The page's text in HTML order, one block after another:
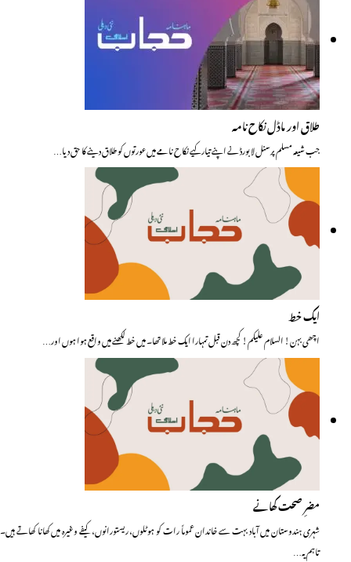
طلاق اور ماڈل نکاح نامہ
جب شیعہ مسلم پرسنل لا بورڈ نے اپنے تیار کیے نکاح نامے میں عورتوں کو طلاق دینے کا حق دیا…
ایک خط
اچھی بہن! السلام علیکم! کچھ دن قبل تمہارا ایک خط ملا تھا۔ میں خط لکھنے میں واقع ہوا ہوں اور…
مضرِ صحت کھانے
شہری ہندوستان میں آباد بہت سے خاندان عموماً رات کو ہوٹلوں، ریستورانوں، کیفے وغیرہ میں کھانا کھاتے ہیں۔
تاہم یہ…